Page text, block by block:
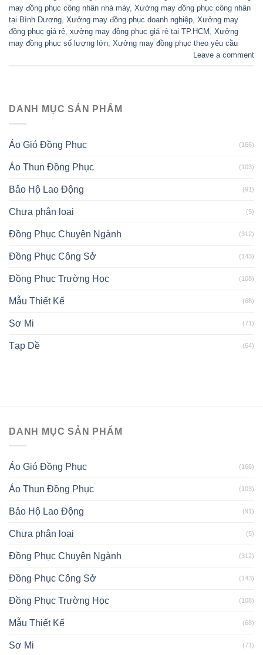
may đồng phục công nhân nhà máy, Xưởng may đồng phục công nhân
tại Bình Dương Xưởng may đồng phục doanh nghiệp Xưởng may
đồng phục giá rẻ xưởng may đồng phục giá rẻ tại TP.HCM Xưởng
may đồng phục số lượng lớn Xưởng may đồng phục theo yêu cầu
Leave a comment
DANH MỤC SẢN PHẨM
Áo Gió Đồng Phục (166)
Áo Thun Đồng Phục (103)
Bảo Hộ Lao Động (91)
Chưa phân loại (5)
Đồng Phục Chuyên Ngành (312)
Đồng Phục Công Sở (143)
Đồng Phục Trường Học (108)
Mẫu Thiết Kế (68)
Sơ Mi (71)
Tạp Dề (64)
DANH MỤC SẢN PHẨM
Áo Gió Đồng Phục (166)
Áo Thun Đồng Phục (103)
Bảo Hộ Lao Động (91)
Chưa phân loại (5)
Đồng Phục Chuyên Ngành (312)
Đồng Phục Công Sở (143)
Đồng Phục Trường Học (108)
Mẫu Thiết Kế (68)
Sơ Mi (71)